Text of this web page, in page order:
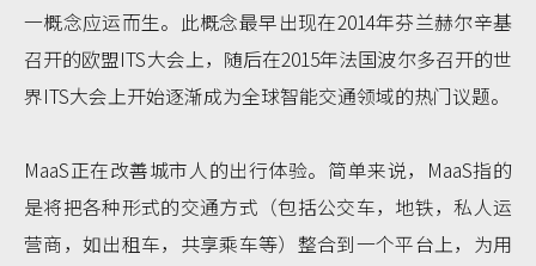
一概念应运而生。此概念最早出现在2014年芬兰赫尔辛基
召开的欧盟ITS大会上，随后在2015年法国波尔多召开的世
界ITS大会上开始逐渐成为全球智能交通领域的热门议题。
MaaS正在改善城市人的出行体验。简单来说，MaaS指的
是将把各种形式的交通方式（包括公交车，地铁，私人运
营商，如出租车，共享乘车等）整合到一个平台上，为用